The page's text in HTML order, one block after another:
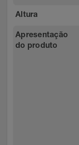
Altura
Apresentação
do produto